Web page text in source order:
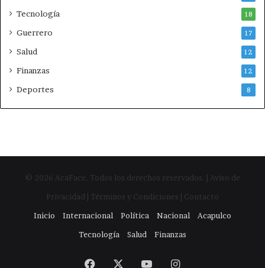
Tecnología 18
Guerrero 17
Salud 12
Finanzas 12
Deportes 8
© 2026 AcaFace. Todos los derechos reservados. | Aviso de
Privacidad | Términos y Condiciones | Contacto
Inicio
Internacional Política Nacional
Acapulco
Tecnología
Salud Finanzas
Facebook YouTubeInstagram